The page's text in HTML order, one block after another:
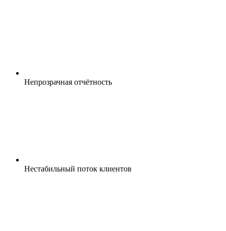
Непрозрачная отчётность
Нестабильный поток клиентов